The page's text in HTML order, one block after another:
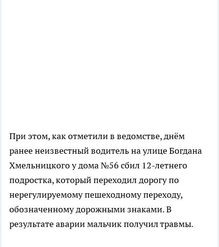
При этом, как отметили в ведомстве, днём
ранее неизвестный водитель на улице Богдана
Хмельницкого у дома №56 сбил 12-летнего
подростка, который переходил дорогу по
нерегулируемому пешеходному переходу,
обозначенному дорожными знаками. В
результате аварии мальчик получил травмы.